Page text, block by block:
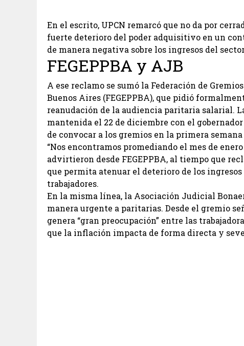
En el escrito, UPCN remarcó que no da por
fuerte deterioro del poder adquisitivo en un
de manera negativa sobre los ingresos del
FEGEPPBA y AJB
A ese reclamo se sumó la Federación de
Buenos Aires (FEGEPPBA), que pidió
reanudación de la audiencia paritaria salarial.
mantenida el 22 de diciembre con el
de convocar a los gremios en la primera
“Nos encontramos promediando el mes de
advirtieron desde FEGEPPBA, al tiempo que
que permita atenuar el deterioro de los
trabajadores.
En la misma línea, la Asociación Judicial
manera urgente a paritarias. Desde el gremio
genera “gran preocupación” entre las
que la inflación impacta de forma directa y